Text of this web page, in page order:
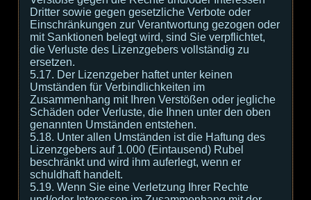
Dritter sowie gegen gesetzliche Verbote oder
Einschränkungen zur Verantwortung gezogen oder
mit Sanktionen belegt wird, sind Sie verpflichtet,
die Verluste des Lizenzgebers vollständig zu
ersetzen.
5.17. Der Lizenzgeber haftet unter keinen
Umständen für Verbindlichkeiten im
Zusammenhang mit Ihren Verstößen oder jegliche
Schäden oder Verluste, die Ihnen unter den oben
genannten Umständen entstehen.
5.18. Unter allen Umständen ist die Haftung des
Lizenzgebers auf 1.000 (Eintausend) Rubel
beschränkt und wird ihm auferlegt, wenn er
schuldhaft handelt.
5.19. Wenn Sie eine Verletzung Ihrer Rechte